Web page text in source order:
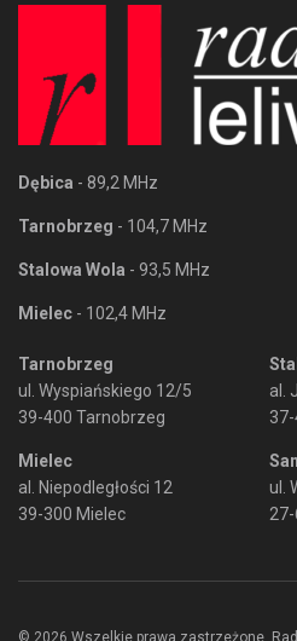
Dębica - 89,2 MHz
Tarnobrzeg - 104,7 MHz
Stalowa Wola - 93,5 MHz
Mielec - 102,4 MHz
Tarnobrzeg
ul. Wyspiańskiego 12/5
39-400 Tarnobrzeg
Mielec
al. Niepodległości 12
39-300 Mielec
al.
ul.
© 2026 Wszelkie prawa zastrzeżone.